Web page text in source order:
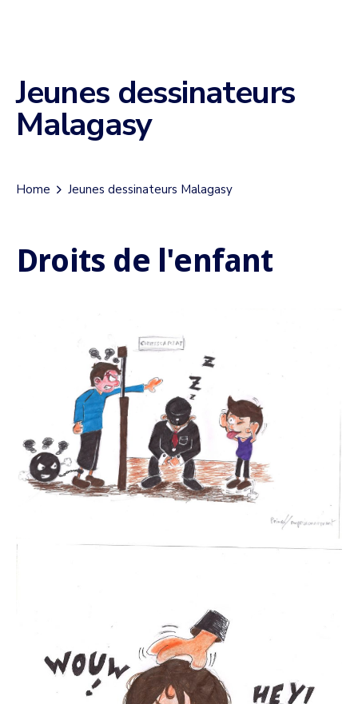
Jeunes dessinateurs
Malagasy
Home Jeunes dessinateurs Malagasy
Droits de l'enfant